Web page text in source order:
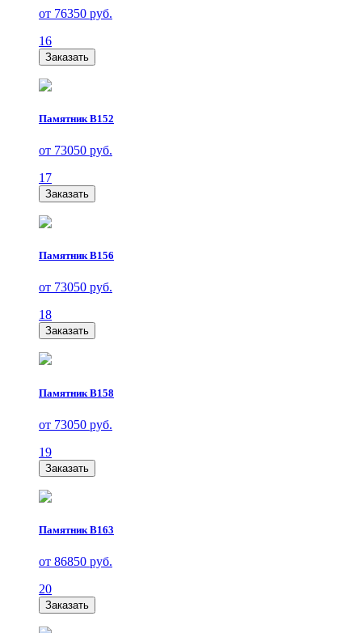
от 76350 руб.
16
Заказать
Памятник В152
от 73050 руб.
17
Заказать
Памятник В156
от 73050 руб.
18
Заказать
Памятник В158
от 73050 руб.
19
Заказать
Памятник В163
от 86850 руб.
20
Заказать